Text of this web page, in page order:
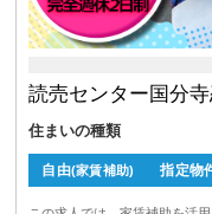
読売センター国分
住まいの種類
自由(家賃補助) 指定物